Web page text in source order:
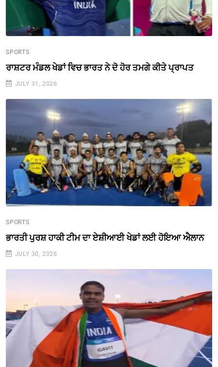
SPORTS
ਰਾਸ਼ਟਰ ਮੰਡਲ ਖੇਡਾਂ ਵਿਚ ਭਾਰਤ ਨੇ ਦੋ ਹੋਰ ਤਮਗੇ ਕੀਤੇ ਪ੍ਰਾਪਤ
JULY 31, 2026
SPORTS
ਭਾਰਤੀ ਪੁਰਸ਼ ਹਾਕੀ ਟੀਮ ਦਾ ਏਸ਼ੀਆਈ ਖੇਡਾਂ ਲਈ ਹੋਇਆ ਐਲਾਨ
JULY 30, 2026